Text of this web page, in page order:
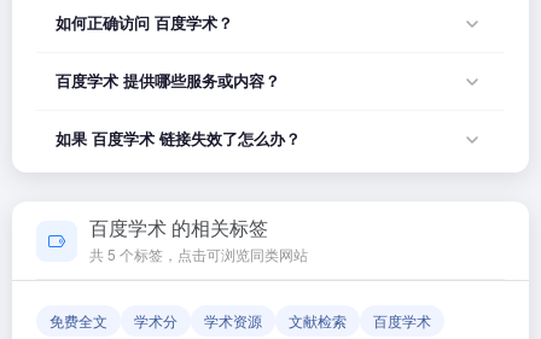
如何正确访问 百度学术？
或者在浏览器地址栏输入正确的网址。如果遇到无法访问的情
试。
百度学术 提供哪些服务或内容？
航平台，致力于帮助用户发现和整理优质网站资源，具体网站
的内容与服务由该网站运营方负责。
如果 百度学术 链接失效了怎么办？
如果发现链接无法打开或内容已变更，您可以使用页面上的
确保导航链接的准确性和有效性。
百度学术 的相关标签
共 5 个标签，点击可浏览同类网站
免费全文 学术分 学术资源 文献检索 百度学术